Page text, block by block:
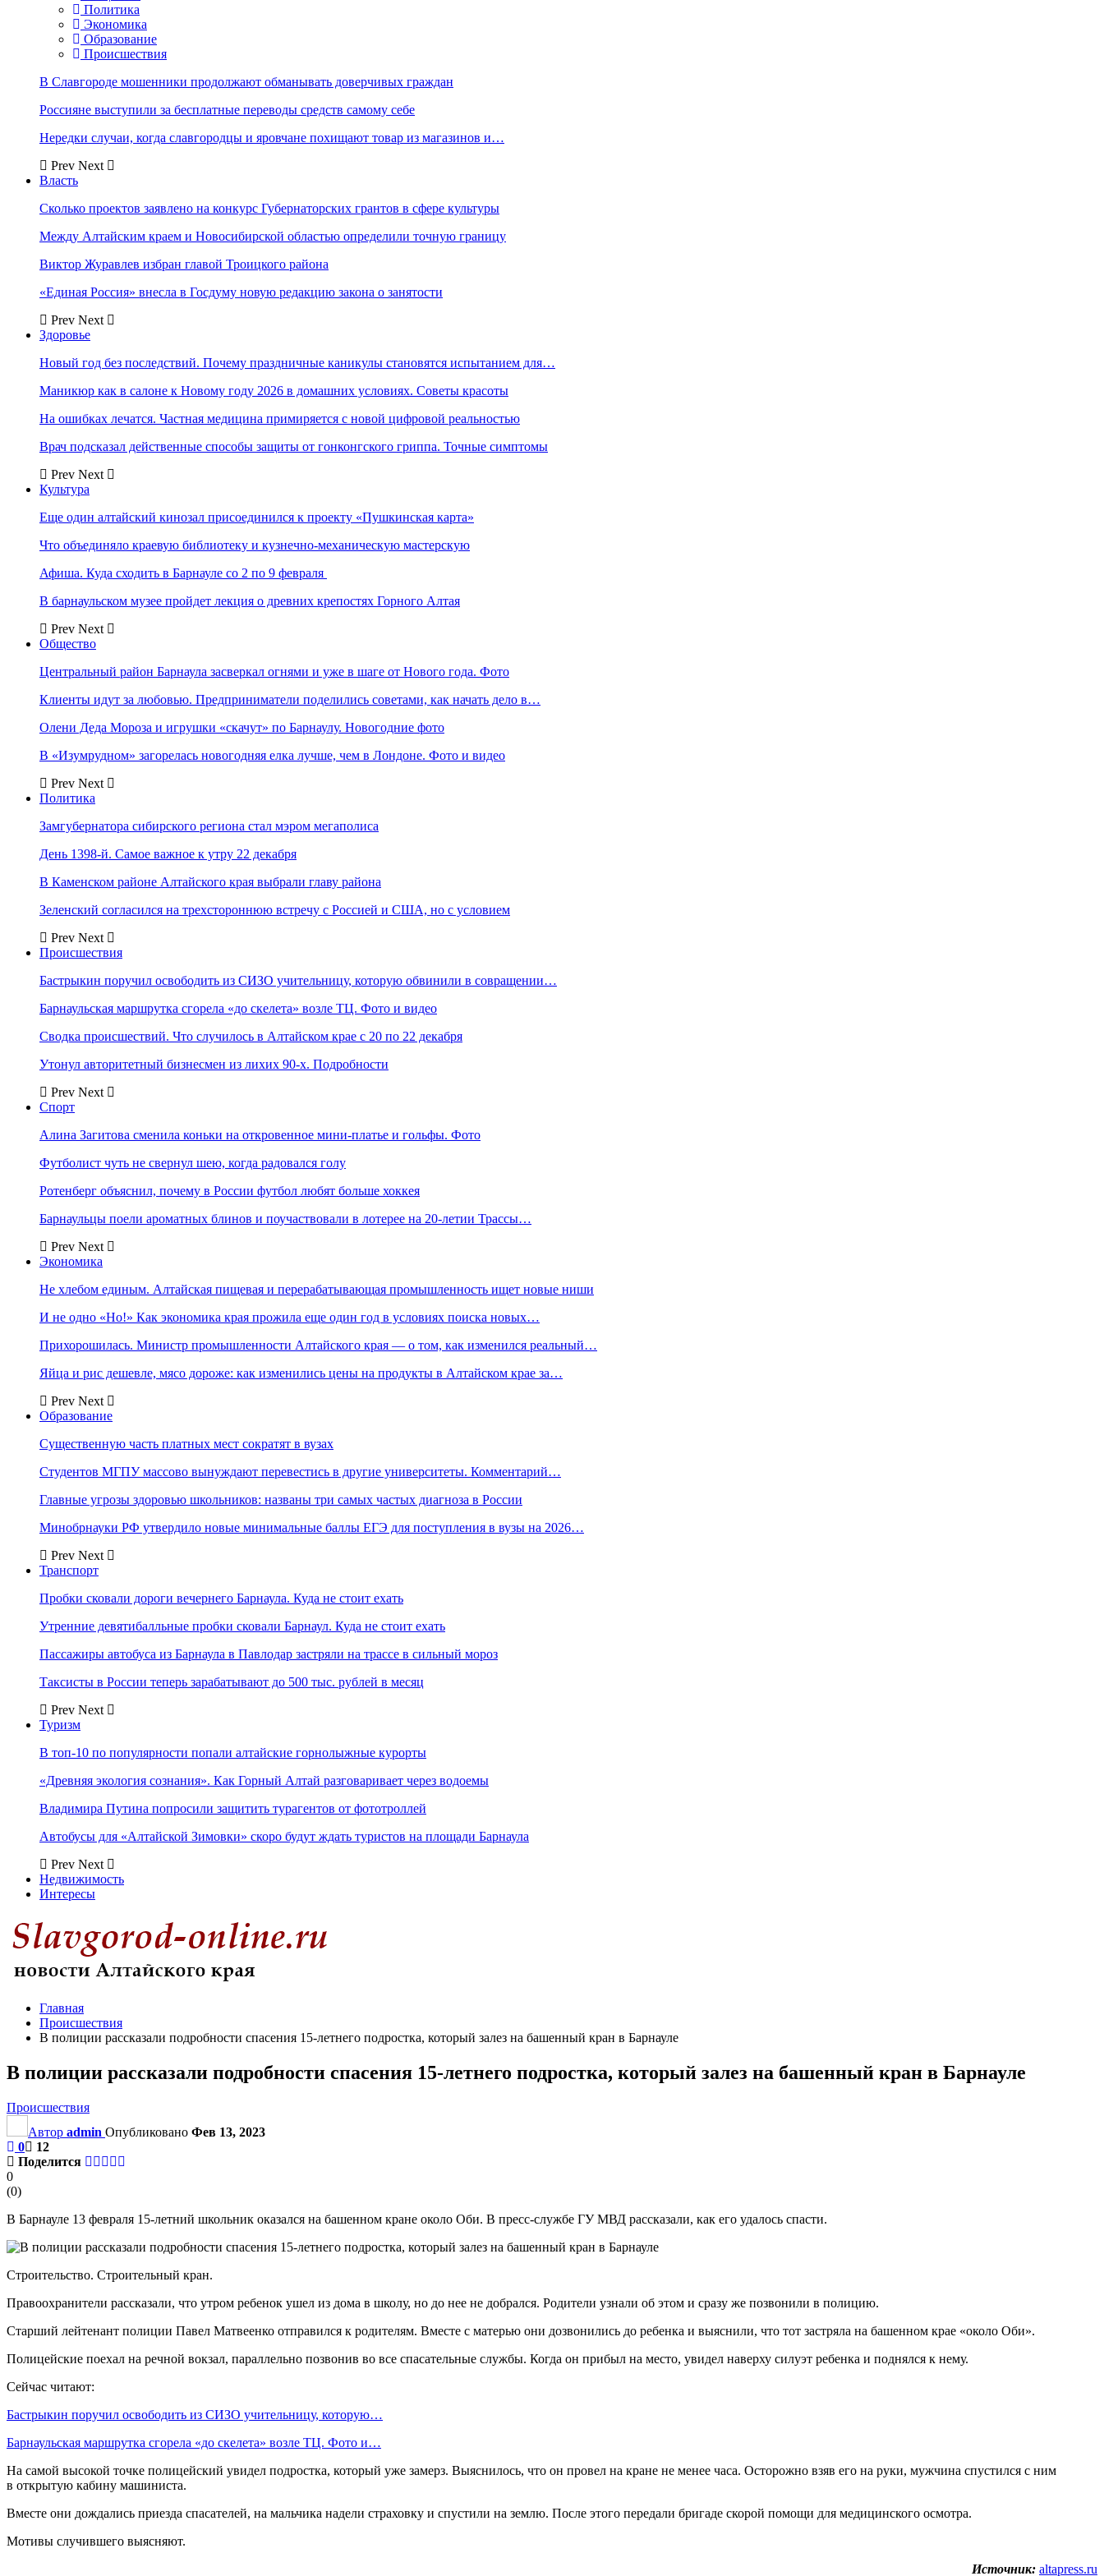
Политика
Экономика
Образование
Происшествия
В Славгороде мошенники продолжают обманывать доверчивых граждан
Россияне выступили за бесплатные переводы средств самому себе
Нередки случаи, когда славгородцы и яровчане похищают товар из магазинов и…
Prev Next
Власть
Сколько проектов заявлено на конкурс Губернаторских грантов в сфере культуры
Между Алтайским краем и Новосибирской областью определили точную границу
Виктор Журавлев избран главой Троицкого района
«Единая Россия» внесла в Госдуму новую редакцию закона о занятости
Prev Next
Здоровье
Новый год без последствий. Почему праздничные каникулы становятся испытанием для…
Маникюр как в салоне к Новому году 2026 в домашних условиях. Советы красоты
На ошибках лечатся. Частная медицина примиряется с новой цифровой реальностью
Врач подсказал действенные способы защиты от гонконгского гриппа. Точные симптомы
Prev Next
Культура
Еще один алтайский кинозал присоединился к проекту «Пушкинская карта»
Что объединяло краевую библиотеку и кузнечно-механическую мастерскую
Афиша. Куда сходить в Барнауле со 2 по 9 февраля
В барнаульском музее пройдет лекция о древних крепостях Горного Алтая
Prev Next
Общество
Центральный район Барнаула засверкал огнями и уже в шаге от Нового года. Фото
Клиенты идут за любовью. Предприниматели поделились советами, как начать дело в…
Олени Деда Мороза и игрушки «скачут» по Барнаулу. Новогодние фото
В «Изумрудном» загорелась новогодняя елка лучше, чем в Лондоне. Фото и видео
Prev Next
Политика
Замгубернатора сибирского региона стал мэром мегаполиса
День 1398-й. Самое важное к утру 22 декабря
В Каменском районе Алтайского края выбрали главу района
Зеленский согласился на трехстороннюю встречу с Россией и США, но с условием
Prev Next
Происшествия
Бастрыкин поручил освободить из СИЗО учительницу, которую обвинили в совращении…
Барнаульская маршрутка сгорела «до скелета» возле ТЦ. Фото и видео
Сводка происшествий. Что случилось в Алтайском крае с 20 по 22 декабря
Утонул авторитетный бизнесмен из лихих 90-х. Подробности
Prev Next
Спорт
Алина Загитова сменила коньки на откровенное мини-платье и гольфы. Фото
Футболист чуть не свернул шею, когда радовался голу
Ротенберг объяснил, почему в России футбол любят больше хоккея
Барнаульцы поели ароматных блинов и поучаствовали в лотерее на 20-летии Трассы…
Prev Next
Экономика
Не хлебом единым. Алтайская пищевая и перерабатывающая промышленность ищет новые ниши
И не одно «Но!» Как экономика края прожила еще один год в условиях поиска новых…
Прихорошилась. Министр промышленности Алтайского края — о том, как изменился реальный…
Яйца и рис дешевле, мясо дороже: как изменились цены на продукты в Алтайском крае за…
Prev Next
Образование
Существенную часть платных мест сократят в вузах
Студентов МГПУ массово вынуждают перевестись в другие университеты. Комментарий…
Главные угрозы здоровью школьников: названы три самых частых диагноза в России
Минобрнауки РФ утвердило новые минимальные баллы ЕГЭ для поступления в вузы на 2026…
Prev Next
Транспорт
Пробки сковали дороги вечернего Барнаула. Куда не стоит ехать
Утренние девятибалльные пробки сковали Барнаул. Куда не стоит ехать
Пассажиры автобуса из Барнаула в Павлодар застряли на трассе в сильный мороз
Таксисты в России теперь зарабатывают до 500 тыс. рублей в месяц
Prev Next
Туризм
В топ-10 по популярности попали алтайские горнолыжные курорты
«Древняя экология сознания». Как Горный Алтай разговаривает через водоемы
Владимира Путина попросили защитить турагентов от фототроллей
Автобусы для «Алтайской Зимовки» скоро будут ждать туристов на площади Барнаула
Prev Next
Недвижимость
Интересы
Главная
Происшествия
В полиции рассказали подробности спасения 15-летнего подростка, который залез на башенный кран в Барнауле
В полиции рассказали подробности спасения 15-летнего подростка, который залез на башенный кран в Барнауле
Происшествия
Автор admin Опубликовано Фев 13, 2023
0
12
Поделится
0
(0)
В Барнауле 13 февраля 15-летний школьник оказался на башенном кране около Оби. В пресс-службе ГУ МВД рассказали, как его удалось спасти.
Строительство. Строительный кран.
Правоохранители рассказали, что утром ребенок ушел из дома в школу, но до нее не добрался. Родители узнали об этом и сразу же позвонили в полицию.
Старший лейтенант полиции Павел Матвеенко отправился к родителям. Вместе с матерью они дозвонились до ребенка и выяснили, что тот застряла на башенном крае «около Оби».
Полицейские поехал на речной вокзал, параллельно позвонив во все спасательные службы. Когда он прибыл на место, увидел наверху силуэт ребенка и поднялся к нему.
Сейчас читают:
Бастрыкин поручил освободить из СИЗО учительницу, которую…
Барнаульская маршрутка сгорела «до скелета» возле ТЦ. Фото и…
На самой высокой точке полицейский увидел подростка, который уже замерз. Выяснилось, что он провел на кране не менее часа. Осторожно взяв его на руки, мужчина спустился с ним
в открытую кабину машиниста.
Вместе они дождались приезда спасателей, на мальчика надели страховку и спустили на землю. После этого передали бригаде скорой помощи для медицинского осмотра.
Мотивы случившего выясняют.
Источник: altapress.ru